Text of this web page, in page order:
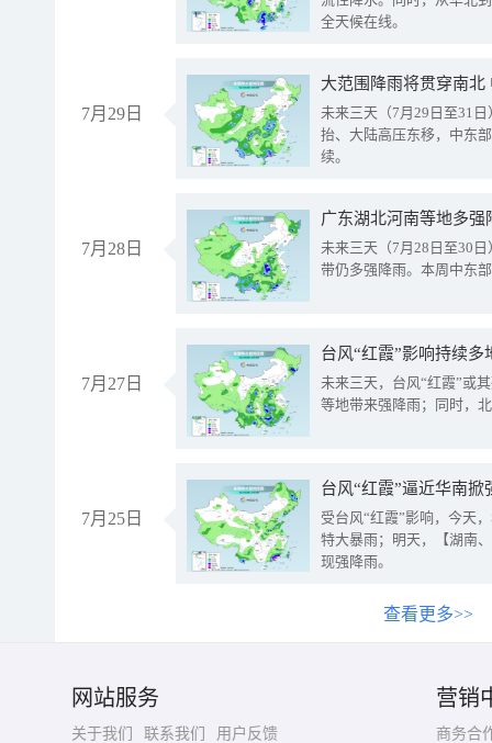
全天候在线。
7月29日
大范围降雨将贯穿南
未来三天（7月29日至31
抬、大陆高压东移，中东
续。
7月28日
广东湖北河南等地多
未来三天（7月28日至30
带仍多强降雨。本周中东
7月27日
台风“红霞”影响持续
未来三天，台风“红霞”或
等地带来强降雨；同时，
7月25日
台风“红霞”逼近华南
受台风“红霞”影响，今天
特大暴雨；明天，【湖南
现强降雨。
查看更多>>
网站服务
关于我们 联系我们
用户反馈
营销
商务合